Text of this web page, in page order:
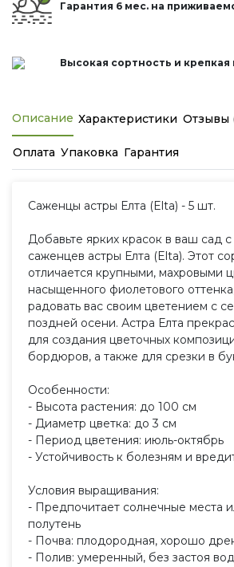
Гарантия 6 мес. на
Высокая сортность и
Описание Характеристики Отзывы
Оплата Упаковка Гарантия
Саженцы астры Елта (Elta) - 5 шт.
Добавьте ярких красок в ваш сад
саженцев астры Елта (Elta). Этот
отличается крупными, махровыми
насыщенного фиолетового
радовать вас своим цветением с
поздней осени. Астра Елта
для создания цветочных
бордюров, а также для срезки в
Особенности:
- Высота растения: до 100 см
- Диаметр цветка: до 3 см
- Период цветения: июль-октябрь
- Устойчивость к болезням и
Условия выращивания:
- Предпочитает солнечные места
полутень
- Почва: плодородная, хорошо
- Полив: умеренный, без застоя